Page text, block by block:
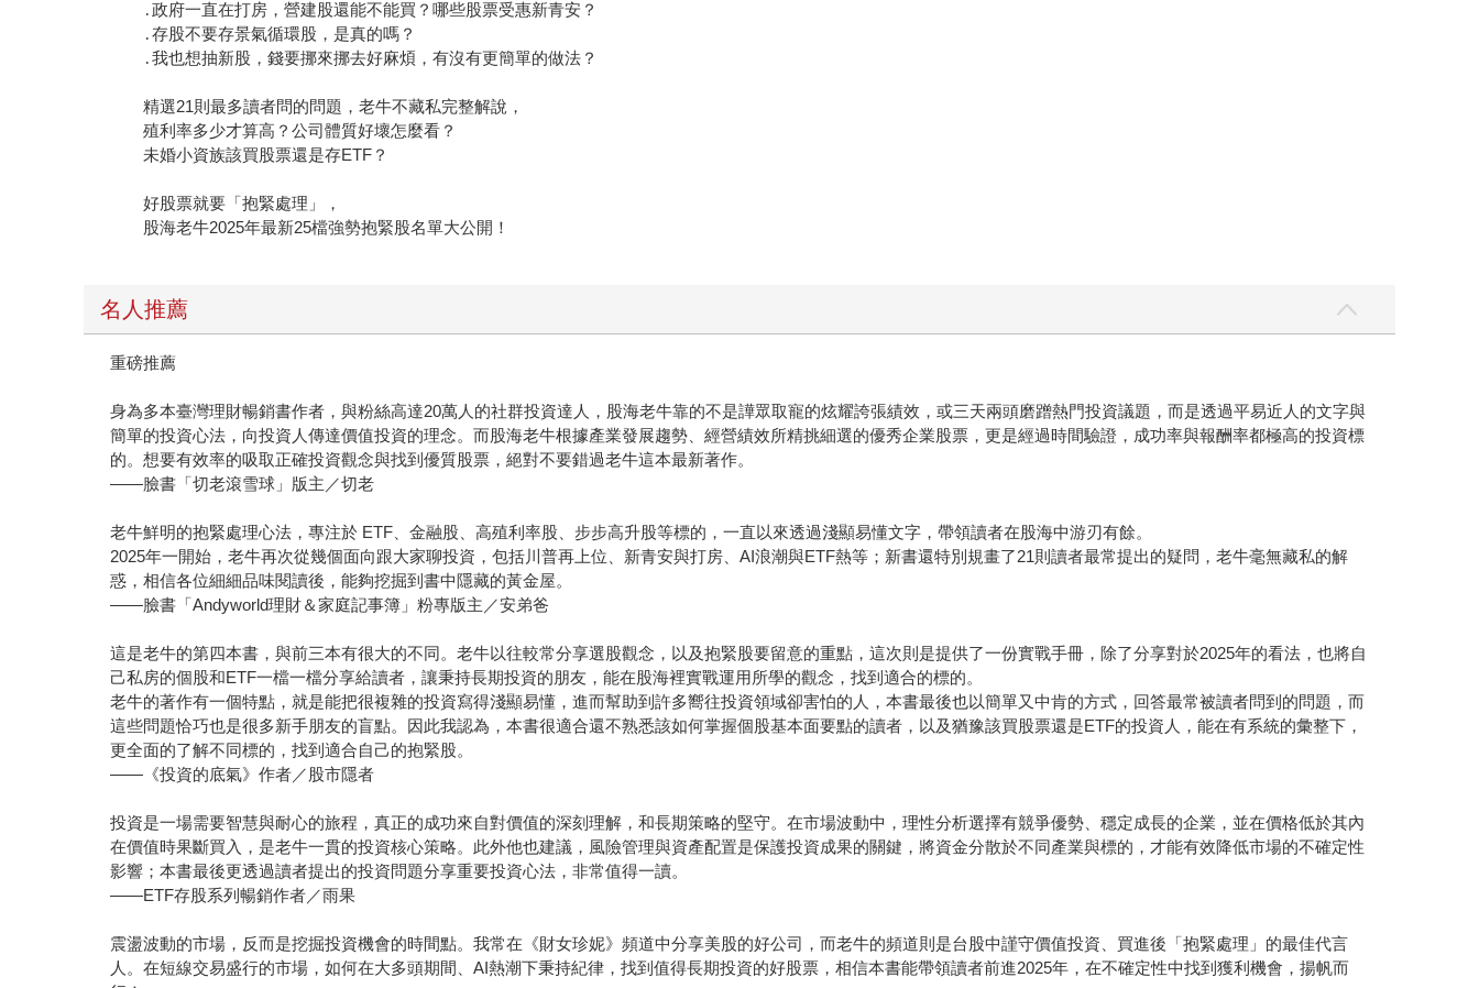
․政府一直在打房，營建股還能不能買？哪些股票受惠新青安？
․存股不要存景氣循環股，是真的嗎？
․我也想抽新股，錢要挪來挪去好麻煩，有沒有更簡單的做法？
精選21則最多讀者問的問題，老牛不藏私完整解說，
殖利率多少才算高？公司體質好壞怎麼看？
未婚小資族該買股票還是存ETF？
好股票就要「抱緊處理」，
股海老牛2025年最新25檔強勢抱緊股名單大公開！
名人推薦
重磅推薦
身為多本臺灣理財暢銷書作者，與粉絲高達20萬人的社群投資達人，股海老牛靠的不是譁眾取寵的炫耀誇張績效，或三天兩頭磨蹭熱門投資議題，而是透過平易近人的文字與
簡單的投資心法，向投資人傳達價值投資的理念。而股海老牛根據產業發展趨勢、經營績效所精挑細選的優秀企業股票，更是經過時間驗證，成功率與報酬率都極高的投資標
的。想要有效率的吸取正確投資觀念與找到優質股票，絕對不要錯過老牛這本最新著作。
——臉書「切老滾雪球」版主／切老
老牛鮮明的抱緊處理心法，專注於 ETF、金融股、高殖利率股、步步高升股等標的，一直以來透過淺顯易懂文字，帶領讀者在股海中游刃有餘。
2025年一開始，老牛再次從幾個面向跟大家聊投資，包括川普再上位、新青安與打房、AI浪潮與ETF熱等；新書還特別規畫了21則讀者最常提出的疑問，老牛毫無藏私的解
惑，相信各位細細品味閱讀後，能夠挖掘到書中隱藏的黃金屋。
——臉書「Andyworld理財＆家庭記事簿」粉專版主／安弟爸
這是老牛的第四本書，與前三本有很大的不同。老牛以往較常分享選股觀念，以及抱緊股要留意的重點，這次則是提供了一份實戰手冊，除了分享對於2025年的看法，也將自
己私房的個股和ETF一檔一檔分享給讀者，讓秉持長期投資的朋友，能在股海裡實戰運用所學的觀念，找到適合的標的。
老牛的著作有一個特點，就是能把很複雜的投資寫得淺顯易懂，進而幫助到許多嚮往投資領域卻害怕的人，本書最後也以簡單又中肯的方式，回答最常被讀者問到的問題，而
這些問題恰巧也是很多新手朋友的盲點。因此我認為，本書很適合還不熟悉該如何掌握個股基本面要點的讀者，以及猶豫該買股票還是ETF的投資人，能在有系統的彙整下，
更全面的了解不同標的，找到適合自己的抱緊股。
——《投資的底氣》作者／股市隱者
投資是一場需要智慧與耐心的旅程，真正的成功來自對價值的深刻理解，和長期策略的堅守。在市場波動中，理性分析選擇有競爭優勢、穩定成長的企業，並在價格低於其內
在價值時果斷買入，是老牛一貫的投資核心策略。此外他也建議，風險管理與資產配置是保護投資成果的關鍵，將資金分散於不同產業與標的，才能有效降低市場的不確定性
影響；本書最後更透過讀者提出的投資問題分享重要投資心法，非常值得一讀。
——ETF存股系列暢銷作者／雨果
震盪波動的市場，反而是挖掘投資機會的時間點。我常在《財女珍妮》頻道中分享美股的好公司，而老牛的頻道則是台股中謹守價值投資、買進後「抱緊處理」的最佳代言
人。在短線交易盛行的市場，如何在大多頭期間、AI熱潮下秉持紀律，找到值得長期投資的好股票，相信本書能帶領讀者前進2025年，在不確定性中找到獲利機會，揚帆而